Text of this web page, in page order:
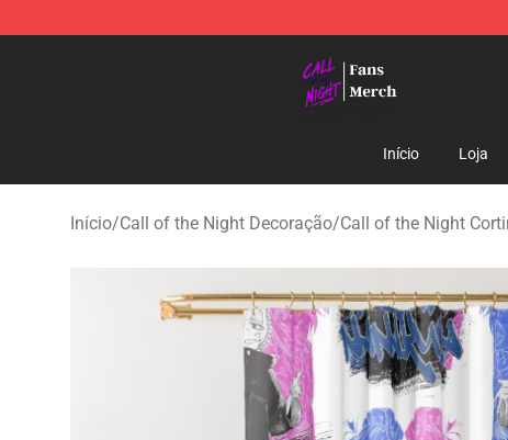
Início Loja
Início/Call of the Night Decoração/Call of the Night